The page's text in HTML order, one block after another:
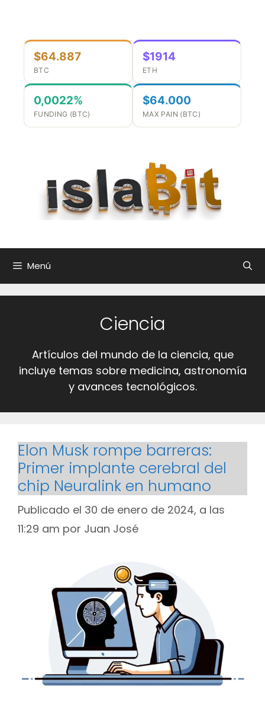
contenido
$64.887
BTC
$1914
ETH
0,0022%
FUNDING (BTC)
$64.000
MAX PAIN (BTC)
Menú
Ciencia
Artículos del mundo de la ciencia, que
incluye temas sobre medicina, astronomía
y avances tecnológicos.
Elon Musk rompe barreras:
Primer implante cerebral del
chip Neuralink en humano
Publicado el 30 de enero de 2024, a las
11:29 am por Juan José